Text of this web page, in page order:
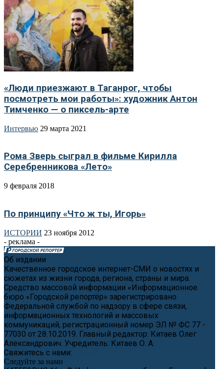
«Люди приезжают в Таганрог, чтобы
посмотреть мои работы»: художник Антон
Тимченко — о пиксель-арте
Интервью 29 марта 2021
Рома Зверь сыграл в фильме Кирилла
Серебренникова «Лето»
9 февраля 2018
По принципу «Что ж ты, Игорь»
ИСТОРИИ 23 ноября 2012
- реклама -
Об издании
Качественное городское интернет-СМИ о новостях и
сюжетах из жизни города, региона, страны и мира.
Средство массовой информации «Информационное
бюро «Городской репортёр» зарегистрировано
Федеральной службой по надзору в сфере связи,
информационных технологий и массовых
коммуникаций, регистрационный номер ЭЛ № ФС 77 -
77030 от 28.10.2019. Главный редактор: Китаев Олег
Александрович. Учредитель: Китаев О. А.
Свяжитесь с нами:
Следуйте за нами